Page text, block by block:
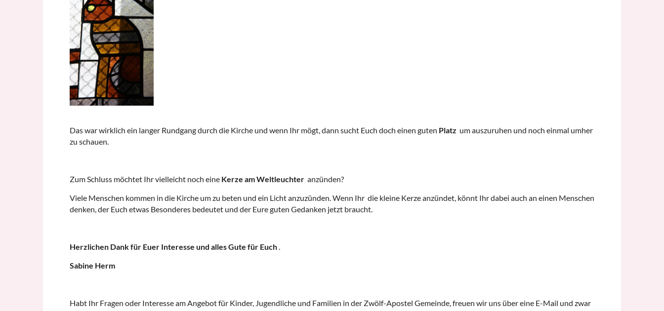
Das war wirklich ein langer Rundgang durch die Kirche und wenn Ihr mögt, dann sucht Euch doch einen guten Platz um auszuruhen und noch einmal umher
zu schauen.
Zum Schluss möchtet Ihr vielleicht noch eine Kerze am Weltleuchter anzünden?
Viele Menschen kommen in die Kirche um zu beten und ein Licht anzuzünden. Wenn Ihr die kleine Kerze anzündet, könnt Ihr dabei auch an einen Menschen
denken, der Euch etwas Besonderes bedeutet und der Eure guten Gedanken jetzt braucht.
Herzlichen Dank für Euer Interesse und alles Gute für Euch.
Sabine Herm
Habt Ihr Fragen oder Interesse am Angebot für Kinder, Jugendliche und Familien in der Zwölf-Apostel Gemeinde, freuen wir uns über eine E-Mail und zwar